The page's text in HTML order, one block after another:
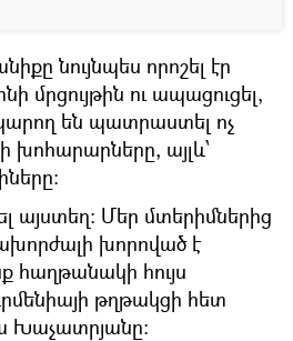
նույնպես որոշել էր
մրցույթին ու ապացուցել,
են պատրաստել ոչ
խոհարարները, այլև՝
այստեղ: Մեր մտերիմներից
խորոված է
հաղթանակի հույս
թղթակցի հետ
Խաչատրյանը: